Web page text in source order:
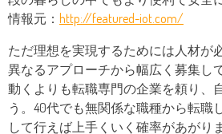
情報元： http://featured-iot.com/
ただ理想を実現するためには人材が
異なるアプローチから幅広く募集し
動くよりも転職専門の企業を頼り、
う。40代でも無関係な職種から転
して行えば上手くいく確率があがり